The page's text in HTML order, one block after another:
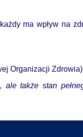
ma wpływ na
Organizacji
także stan